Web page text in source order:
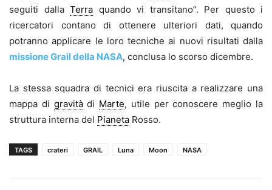
seguiti dalla Terra quando vi transitano”. Per questo i
ricercatori contano di ottenere ulteriori dati, quando
potranno applicare le loro tecniche ai nuovi risultati dalla
missione Grail della NASA, conclusa lo scorso dicembre.
La stessa squadra di tecnici era riuscita a realizzare una
mappa di gravitàdi Marte, utile per conoscere meglio la
struttura interna del Pianeta Rosso.
TAGS crateri GRAIL Luna Moon NASA